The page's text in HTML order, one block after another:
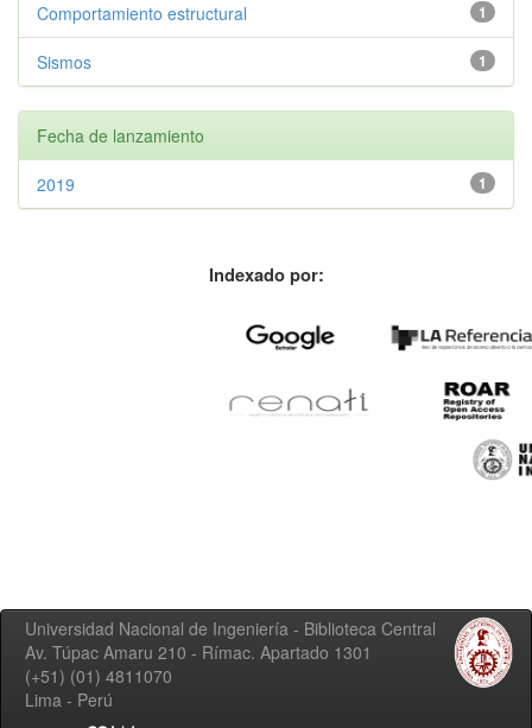
1
Comportamiento estructural
1
Sismos
Fecha de lanzamiento
1
2019
Indexado por:
Universidad Nacional de Ingeniería - Biblioteca Central
Av. Túpac Amaru 210 - Rímac. Apartado 1301
(+51) (01) 4811070
Lima - Perú